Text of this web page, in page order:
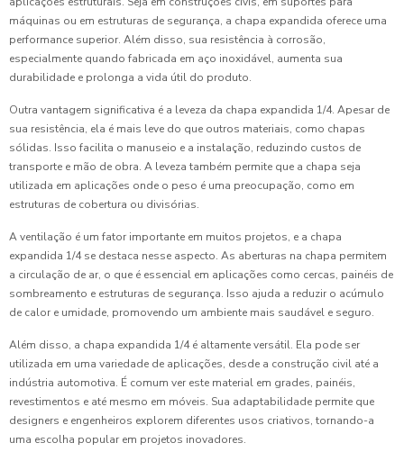
máquinas ou em estruturas de segurança, a chapa expandida oferece uma
performance superior. Além disso, sua resistência à corrosão,
especialmente quando fabricada em aço inoxidável, aumenta sua
durabilidade e prolonga a vida útil do produto.
Outra vantagem significativa é a leveza da chapa expandida 1/4. Apesar de
sua resistência, ela é mais leve do que outros materiais, como chapas
sólidas. Isso facilita o manuseio e a instalação, reduzindo custos de
transporte e mão de obra. A leveza também permite que a chapa seja
utilizada em aplicações onde o peso é uma preocupação, como em
estruturas de cobertura ou divisórias.
A ventilação é um fator importante em muitos projetos, e a chapa
expandida 1/4 se destaca nesse aspecto. As aberturas na chapa permitem
a circulação de ar, o que é essencial em aplicações como cercas, painéis de
sombreamento e estruturas de segurança. Isso ajuda a reduzir o acúmulo
de calor e umidade, promovendo um ambiente mais saudável e seguro.
Além disso, a chapa expandida 1/4 é altamente versátil. Ela pode ser
utilizada em uma variedade de aplicações, desde a construção civil até a
indústria automotiva. É comum ver este material em grades, painéis,
revestimentos e até mesmo em móveis. Sua adaptabilidade permite que
designers e engenheiros explorem diferentes usos criativos, tornando-a
uma escolha popular em projetos inovadores.